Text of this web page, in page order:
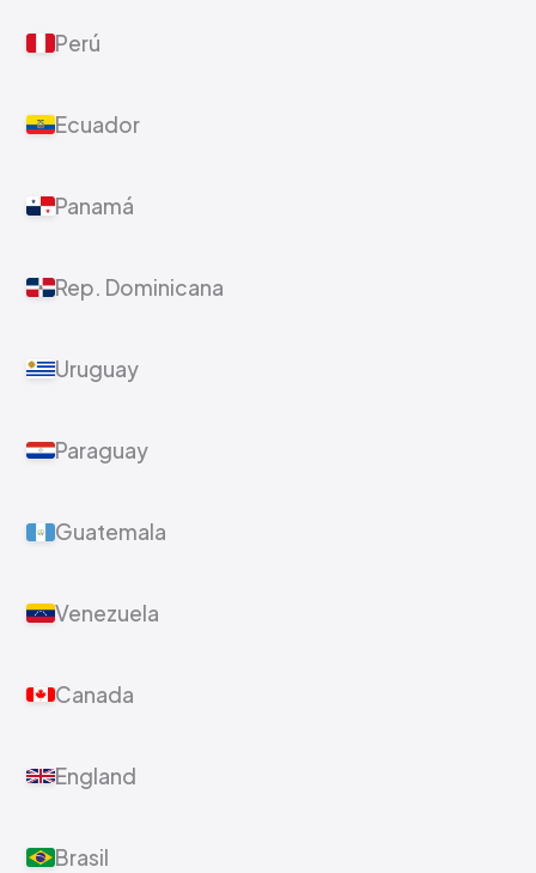
Perú
Ecuador
Panamá
Rep. Dominicana
Uruguay
Paraguay
Guatemala
Venezuela
Canada
England
Brasil